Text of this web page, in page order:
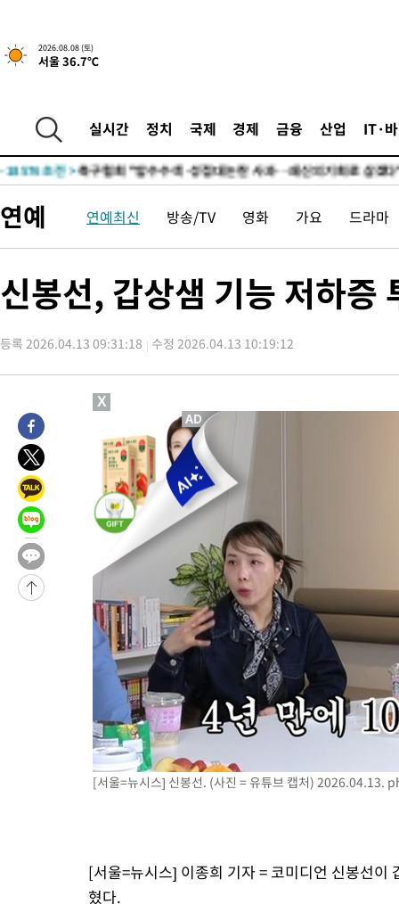
2026.08.08 (토)
서울 36.7℃
실시간 정치 국제 경제 금융 산업 IT·
-30711초 전 >백운산서 80년근 천종산삼 9뿌리 발견…감정가 1.3억원
-28421초 전 >선재도서 해루질 나섰다 실종 60대, 닷새 만에 숨진 채 발견
-25331초 전 >
여수 오동도 해상서 모터보트 전복…1명 사망·1명 실종
-21558초 전 >
주 날씨]
-18576초 전 >축구협회 "압수수색·성접대 논란 사과…쇄신의 기회로 삼겠
송"
-5714초 전 >
'최고 37도' 폭염 지속…강원동해안 최대 150㎜ 비
19분 전 >[속보]뉴욕증시 상승 마감…S&P 0.6% 나스닥 1.3%↑
-28421초 전 >선재도서 해루질 나섰다 실종 60대, 닷새 만에 숨진 채 발견
-25331초 전 >여수 오동도 해상서 모터보트 전복…1명 사망·1명 실종
-21558초 전 >극한폭염 한풀 꺾이지만…'낮 최고 35도' 무더위, 열대야 계속
축구협회 "압수수색·성접대 논란 사과…쇄신의 기회로 삼겠
-17093초 전 >
[속보]'압수수색·성접대 논란' 축구협회 "실망과 걱정 안겨드
-5714초 전 >
'최고 37도' 폭염 지속…강원동해안 최대 150㎜ 비
19분 전 >
[속보]뉴욕증시 상승 마감…S&P 0.6% 나스닥 1.3%↑
연예 연예최신 방송/TV 영화 가요 드라마
신봉선, 갑상샘 기능 저하
등록 2026.04.13 09:31:18 수정 2026.04.13 10:19:12
[서울=뉴시스] 신봉선. (사진 = 유튜브 캡처) 2026.04.13.
[서울=뉴시스] 이종희 기자 = 코미디언 신봉선이
혔다.
X